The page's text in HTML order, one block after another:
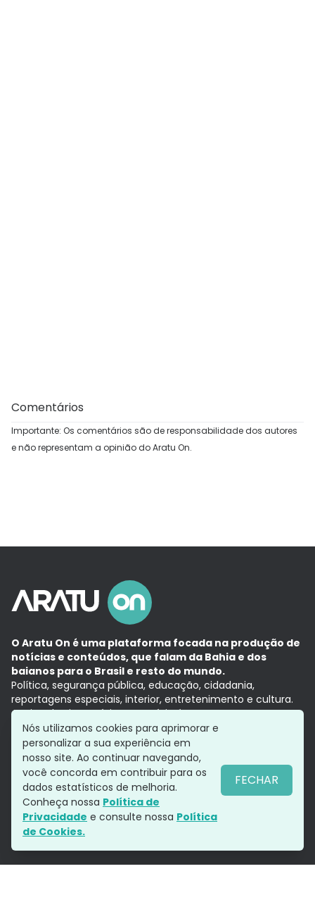
Comentários
Importante: Os comentários são de responsabilidade dos autores
e não representam a opinião do Aratu On.
O Aratu On é uma plataforma focada na produção de
notícias e conteúdos, que falam da Bahia e dos
baianos para o Brasil e resto do mundo.
Política, segurança pública, educação, cidadania,
reportagens especiais, interior, entretenimento e cultura.
Aqui, tudo vira notícia e a notícia é no tempo presente,
com a credibilidade do Grupo Aratu.
Grupo Aratu
Política de privacidade
Siga-nos
Nós utilizamos cookies para aprimorar e
personalizar a sua experiência em
nosso site. Ao continuar navegando,
você concorda em contribuir para os
dados estatísticos de melhoria.
Conheça nossa Política de
Privacidade e consulte nossa Política
de Cookies.
FECHAR